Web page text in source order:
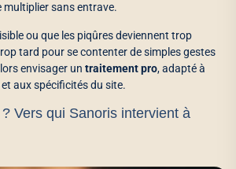
multiplier sans entrave.
ou que les piqûres deviennent trop
tard pour se contenter de simples gestes
envisager un traitement pro, adapté à
et aux spécificités du site.
Vers qui Sanoris intervient à